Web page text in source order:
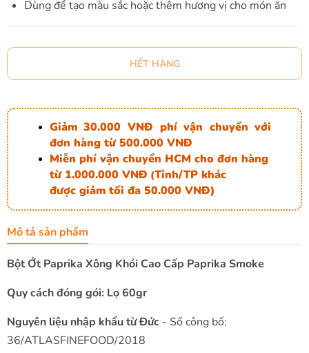
Dùng để tạo màu sắc hoặc thêm hương vị cho món ăn
HẾT HÀNG
Giảm 30.000 VNĐ phí vận chuyển với
đơn hàng từ 500.000 VNĐ
Miễn phí vận chuyển HCM cho đơn hàng
từ 1.000.000 VNĐ (Tỉnh/TP khác
được giảm tối đa 50.000 VNĐ)
Mô tả sản phẩm
Bột Ớt Paprika Xông Khói Cao Cấp Paprika Smoke
Quy cách đóng gói: Lọ 60gr
Nguyên liệu nhập khẩu từ Đức - Số công bố:
36/ATLASFINEFOOD/2018